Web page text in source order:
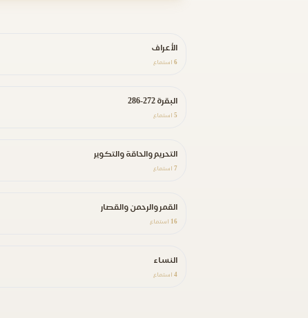
الأعراف
6 استماع
البقرة 272-286
5 استماع
التحريم والحاقة والتكوير
7 استماع
القمر والرحمن والقصار
16 استماع
النساء
4 استماع